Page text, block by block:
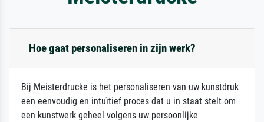
Hoe gaat personaliseren in zijn werk?
Bij Meisterdrucke is het personaliseren van uw kunstdruk
een eenvoudig en intuïtief proces dat u in staat stelt om
een kunstwerk geheel volgens uw persoonlijke